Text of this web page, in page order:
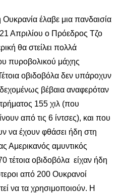
Ουκρανία έλαβε μια πανδαισία
Απριλίου ο Πρόεδρος Τζο
θα στείλει πολλά
πυροβολικού μάχης
οβιδοβόλα δεν υπάροχυν
βέβαια αναφερόταν
155 χιλ (που
από τις 6 ίντσες), και που
να έχουν φθάσει ήδη στη
Αμερικανός αμυντικός
τέτοια οβιδοβόλα είχαν ήδη
από 200 Ουκρανοί
να τα χρησιμοποιούν. Η